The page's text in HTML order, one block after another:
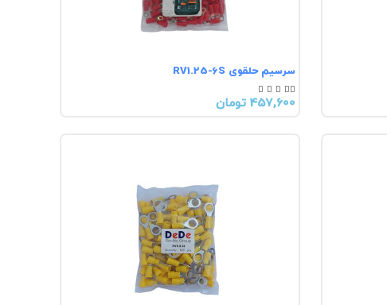
سرسیم حلقوی RV1.25-6S
   
457,600 تومان